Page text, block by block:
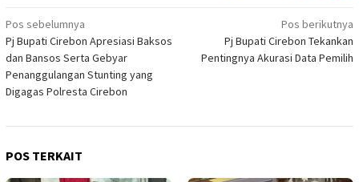
Navigasi
pos
Pos sebelumnya
Pj Bupati Cirebon Apresiasi Baksos
dan Bansos Serta Gebyar
Penanggulangan Stunting yang
Digagas Polresta Cirebon
Pos berikutnya
Pj Bupati Cirebon Tekankan
Pentingnya Akurasi Data Pemilih
POS TERKAIT